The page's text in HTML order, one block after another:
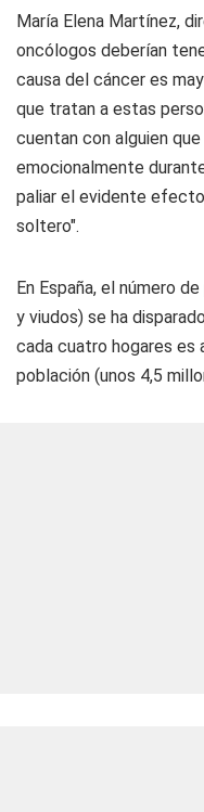
María Elena Martínez,
oncólogos deberían
causa del cáncer es
que tratan a estas
cuentan con alguien
emocionalmente
paliar el evidente
soltero".
En España, el número
y viudos) se ha
cada cuatro hogares es
población (unos 4,5